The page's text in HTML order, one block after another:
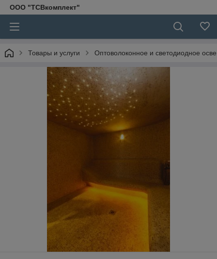
ООО "ТСВкомплект"
Товары и услуги Оптоволоконное и светодиодное